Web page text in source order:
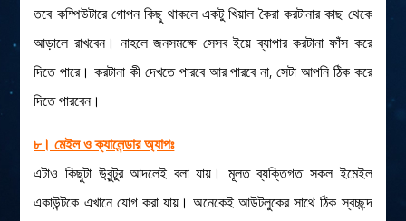
তবে কম্পিউটারে গোপন কিছু থাকলে একটু খিয়াল কৈরা করটানার কাছ থেকে
আড়ালে রাখবেন। নাহলে জনসমক্ষে সেসব ইয়ে ব্যাপার করটানা ফাঁস করে
দিতে পারে। করটানা কী দেখতে পারবে আর পারবে না, সেটা আপনি ঠিক করে
দিতে পারবেন।
৮। মেইল ও ক্যালেন্ডার অ্যাপঃ
এটাও কিছুটা উবুন্টুর আদলেই বলা যায়। মূলত ব্যক্তিগত সকল ইমেইল
একাউন্টকে এখানে যোগ করা যায়। অনেকেই আউটলুকের সাথে ঠিক স্বচ্ছন্দ